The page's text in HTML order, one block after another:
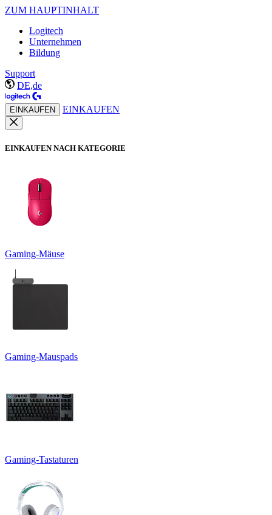
ZUM HAUPTINHALT
Logitech
Unternehmen
Bildung
Support
DE,de
EINKAUFEN EINKAUFEN
EINKAUFEN NACH KATEGORIE
Gaming-Mäuse
Gaming-Mauspads
Gaming-Tastaturen